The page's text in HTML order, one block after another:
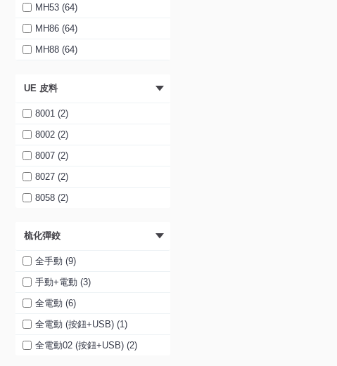
灰藍色 (F329) (1)
卡其色 (F138) (1)
MH97 (5)
MH98 (5)
MH99 (5)
MH101 (5)
其他 (7)
MH53 (64)
MH86 (64)
MH88 (64)
MH90 (64)
MH91 (64)
MH92 (64)
MH93 (64)
其他 (63)
UE 皮料
8001 (2)
8002 (2)
8007 (2)
8027 (2)
8058 (2)
梳化彈鉸
全手動 (9)
手動+電動 (3)
全電動 (6)
全電動 (按鈕+USB) (1)
全電動02 (按鈕+USB) (2)